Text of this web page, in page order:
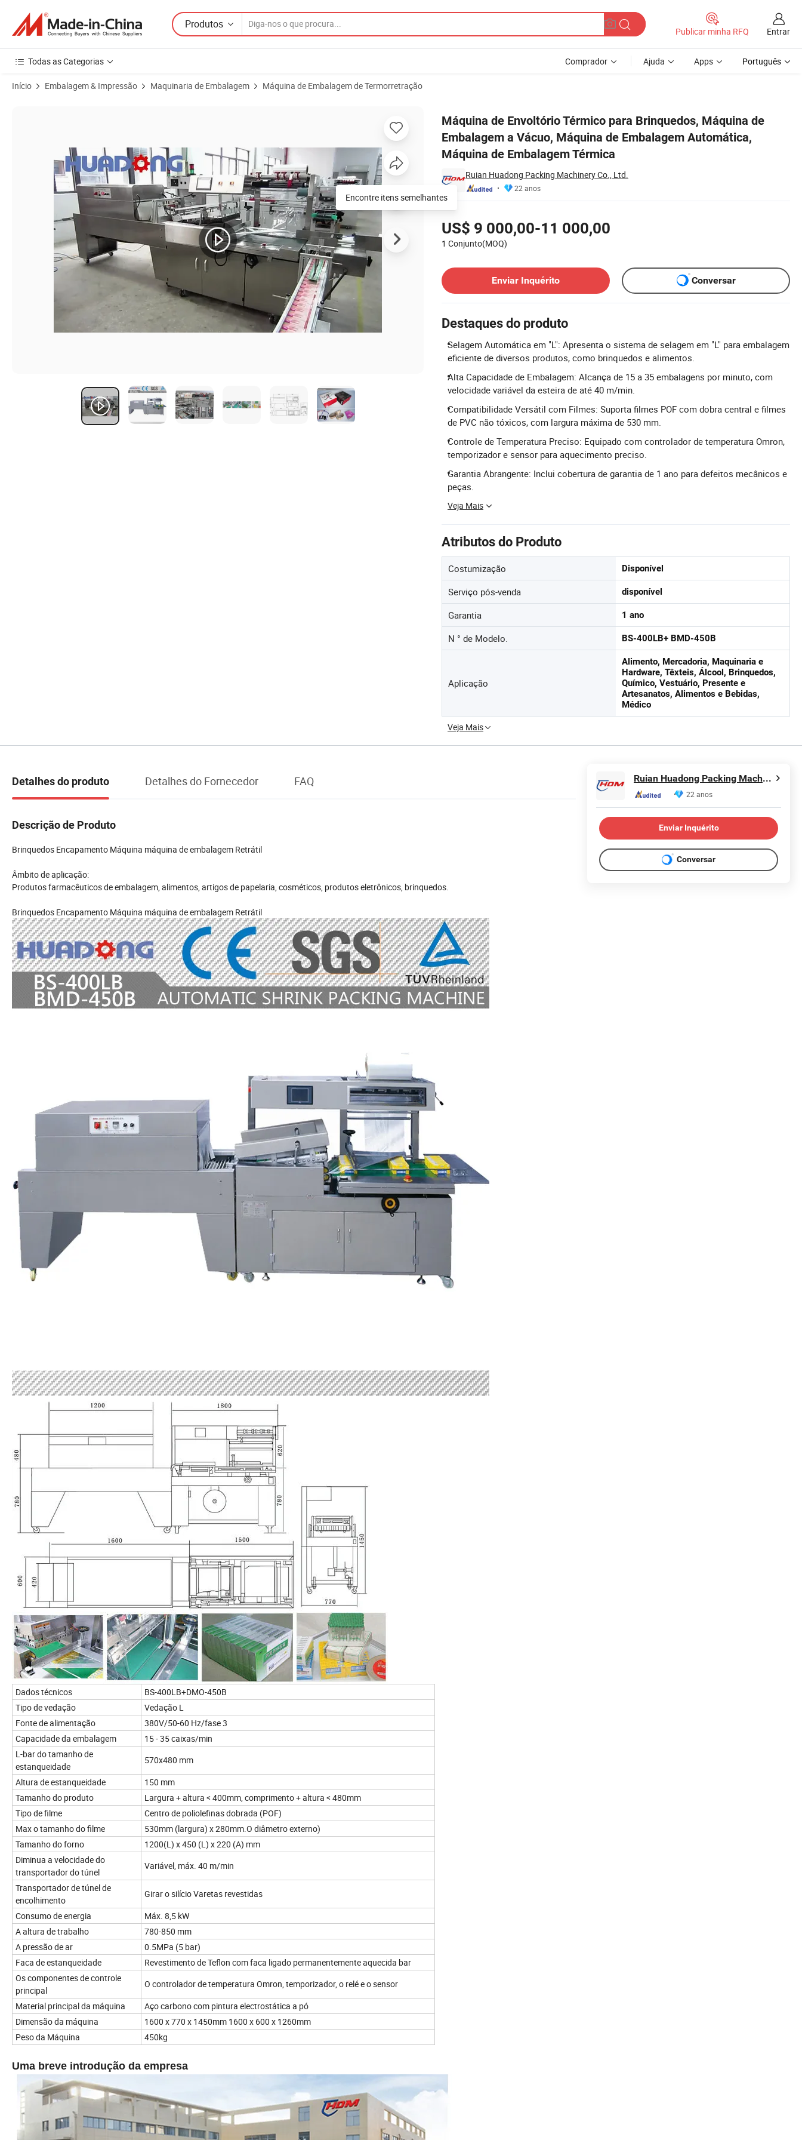
Produtos
Publicar minha RFQ Entrar
Todas as Categorias Comprador Ajuda Apps Português
Início Embalagem & Impressão Maquinaria de Embalagem Máquina de Embalagem de Termorretração
Máquina de Envoltório Térmico para Brinquedos, Máquina de
Embalagem a Vácuo, Máquina de Embalagem Automática,
Máquina de Embalagem Térmica
Ruian Huadong Packing Machinery Co., Ltd.
22 anos
Preços
US$ 9 000,00-11 000,00
1 Conjunto(MOQ)
Enviar Inquérito
Conversar
Destaques do produto
Selagem Automática em "L": Apresenta o sistema de selagem em "L" para embalagem
eficiente de diversos produtos, como brinquedos e alimentos.
Alta Capacidade de Embalagem: Alcança de 15 a 35 embalagens por minuto, com
velocidade variável da esteira de até 40 m/min.
Compatibilidade Versátil com Filmes: Suporta filmes POF com dobra central e filmes
de PVC não tóxicos, com largura máxima de 530 mm.
Controle de Temperatura Preciso: Equipado com controlador de temperatura Omron,
temporizador e sensor para aquecimento preciso.
Garantia Abrangente: Inclui cobertura de garantia de 1 ano para defeitos mecânicos e
peças.
Veja Mais
Atributos do Produto
Costumização Disponível
Serviço pós-venda disponível
Garantia 1 ano
N ° de Modelo. BS-400LB+ BMD-450B
Aplicação
Alimento, Mercadoria, Maquinaria e
Hardware, Têxteis, Álcool, Brinquedos,
Químico, Vestuário, Presente e
Artesanatos, Alimentos e Bebidas,
Médico
Veja Mais
Encontre itens semelhantes
Detalhes do produto Detalhes do Fornecedor FAQ
Descrição de Produto
Brinquedos Encapamento Máquina máquina de embalagem Retrátil
Âmbito de aplicação:
Produtos farmacêuticos de embalagem, alimentos, artigos de papelaria, cosméticos, produtos eletrônicos, brinquedos.
Brinquedos Encapamento Máquina máquina de embalagem Retrátil
Dados técnicos
BS-400LB+DMO-450B
Tipo de vedação
Vedação L
Fonte de alimentação
380V/50-60 Hz/fase 3
Capacidade da embalagem
15 - 35 caixas/min
L-bar do tamanho de
estanqueidade
570x480 mm
Altura de estanqueidade
150 mm
Tamanho do produto
Largura + altura < 400mm, comprimento + altura < 480mm
Tipo de filme
Centro de poliolefinas dobrada (POF)
Max o tamanho do filme
530mm (largura) x 280mm.O diâmetro externo)
Tamanho do forno
1200(L) x 450 (L) x 220 (A) mm
Diminua a velocidade do
transportador do túnel
Variável, máx. 40 m/min
Transportador de túnel de
encolhimento
Girar o silício Varetas revestidas
Consumo de energia
Máx. 8,5 kW
A altura de trabalho
780-850 mm
A pressão de ar
0.5MPa (5 bar)
Faca de estanqueidade
Revestimento de Teflon com faca ligado permanentemente aquecida bar
Os componentes de controle
principal
O controlador de temperatura Omron, temporizador, o relé e o sensor
Material principal da máquina
Aço carbono com pintura electrostática a pó
Dimensão da máquina
1600 x 770 x 1450mm 1600 x 600 x 1260mm
Peso da Máquina
450kg
Uma breve introdução da empresa
Ruian Huadong Packing Machinery Co., Ltd.
22 anos
Enviar Inquérito
Conversar